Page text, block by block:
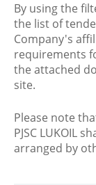
By using the
the list of
Company's
requirements
the attached
site.
Please note
PJSC LUKOIL
arranged by